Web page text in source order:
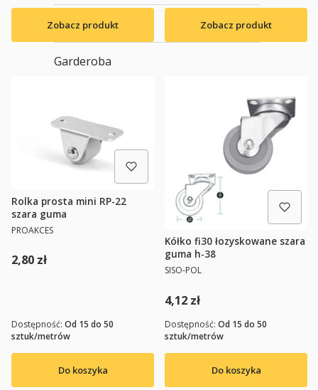
Biuro
Garderoba
Zobacz produkt Zobacz produkt
Rolka prosta mini RP-22
szara guma
PRODUCENT
PROAKCES
Cena
2,80 zł
Do koszyka
Dostępność: Od 15 do 50
sztuk/metrów
Kółko fi30 łozyskowane szara
guma h-38
PRODUCENT
SISO-POL
Cena
4,12 zł
Do koszyka
Dostępność: Od 15 do 50
sztuk/metrów